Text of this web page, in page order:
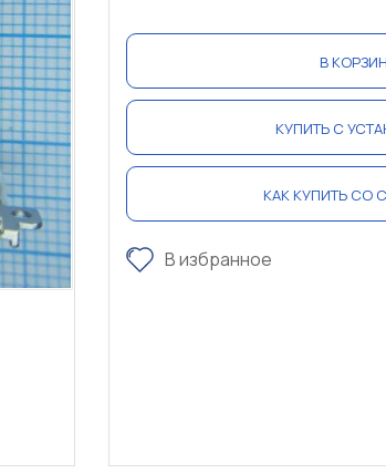
В
КУПИТЬ С
КАК КУПИТЬ СО
В избранное